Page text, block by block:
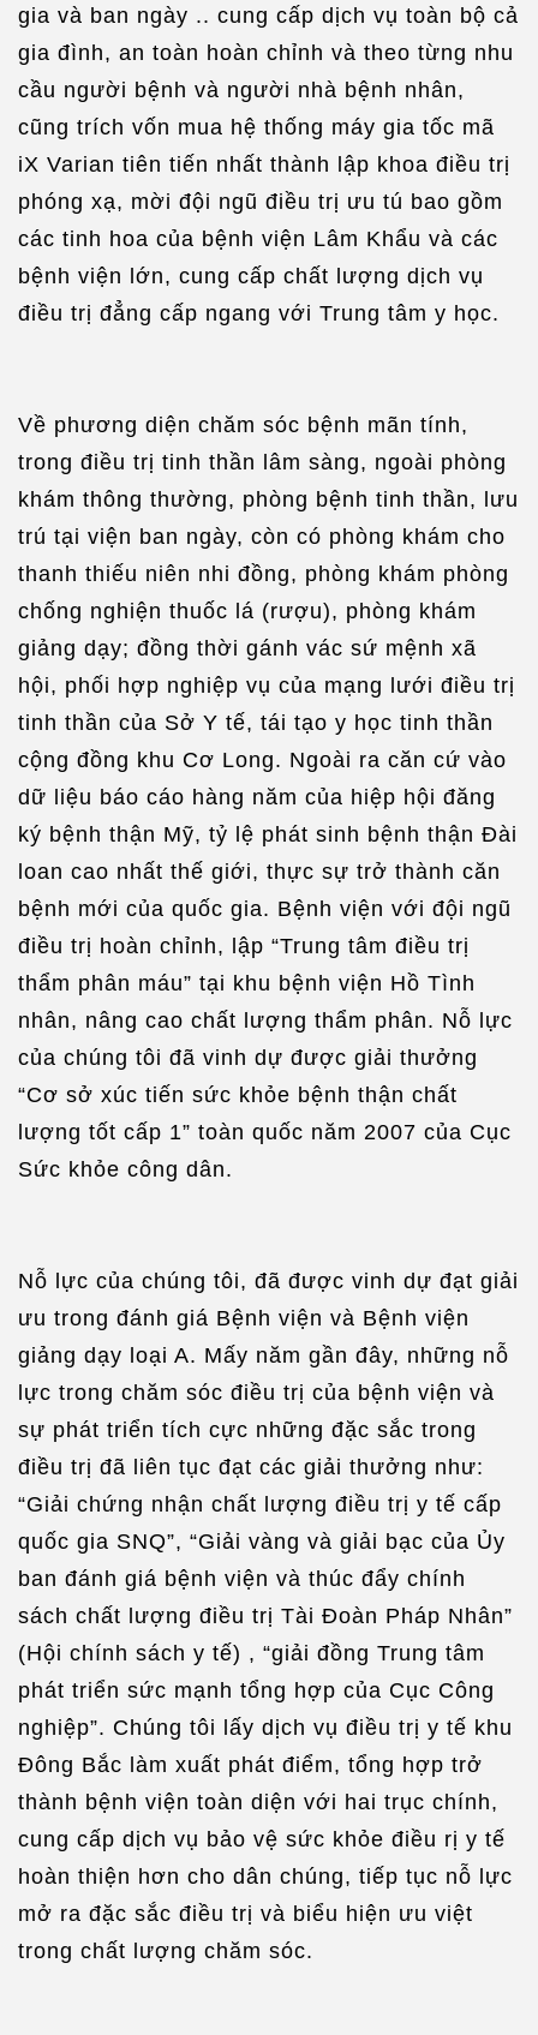
gia và ban ngày .. cung cấp dịch vụ toàn bộ cả
gia đình, an toàn hoàn chỉnh và theo từng nhu
cầu người bệnh và người nhà bệnh nhân,
cũng trích vốn mua hệ thống máy gia tốc mã
iX Varian tiên tiến nhất thành lập khoa điều trị
phóng xạ, mời đội ngũ điều trị ưu tú bao gồm
các tinh hoa của bệnh viện Lâm Khẩu và các
bệnh viện lớn, cung cấp chất lượng dịch vụ
điều trị đẳng cấp ngang với Trung tâm y học.
Về phương diện chăm sóc bệnh mãn tính,
trong điều trị tinh thần lâm sàng, ngoài phòng
khám thông thường, phòng bệnh tinh thần, lưu
trú tại viện ban ngày, còn có phòng khám cho
thanh thiếu niên nhi đồng, phòng khám phòng
chống nghiện thuốc lá (rượu), phòng khám
giảng dạy; đồng thời gánh vác sứ mệnh xã
hội, phối hợp nghiệp vụ của mạng lưới điều trị
tinh thần của Sở Y tế, tái tạo y học tinh thần
cộng đồng khu Cơ Long. Ngoài ra căn cứ vào
dữ liệu báo cáo hàng năm của hiệp hội đăng
ký bệnh thận Mỹ, tỷ lệ phát sinh bệnh thận Đài
loan cao nhất thế giới, thực sự trở thành căn
bệnh mới của quốc gia. Bệnh viện với đội ngũ
điều trị hoàn chỉnh, lập “Trung tâm điều trị
thẩm phân máu” tại khu bệnh viện Hồ Tình
nhân, nâng cao chất lượng thẩm phân. Nỗ lực
của chúng tôi đã vinh dự được giải thưởng
“Cơ sở xúc tiến sức khỏe bệnh thận chất
lượng tốt cấp 1” toàn quốc năm 2007 của Cục
Sức khỏe công dân.
Nỗ lực của chúng tôi, đã được vinh dự đạt giải
ưu trong đánh giá Bệnh viện và Bệnh viện
giảng dạy loại A. Mấy năm gần đây, những nỗ
lực trong chăm sóc điều trị của bệnh viện và
sự phát triển tích cực những đặc sắc trong
điều trị đã liên tục đạt các giải thưởng như:
“Giải chứng nhận chất lượng điều trị y tế cấp
quốc gia SNQ”, “Giải vàng và giải bạc của Ủy
ban đánh giá bệnh viện và thúc đẩy chính
sách chất lượng điều trị Tài Đoàn Pháp Nhân”
(Hội chính sách y tế) , “giải đồng Trung tâm
phát triển sức mạnh tổng hợp của Cục Công
nghiệp”. Chúng tôi lấy dịch vụ điều trị y tế khu
Đông Bắc làm xuất phát điểm, tổng hợp trở
thành bệnh viện toàn diện với hai trục chính,
cung cấp dịch vụ bảo vệ sức khỏe điều rị y tế
hoàn thiện hơn cho dân chúng, tiếp tục nỗ lực
mở ra đặc sắc điều trị và biểu hiện ưu việt
trong chất lượng chăm sóc.